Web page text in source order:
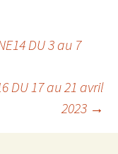
DU 3 au 7
DU 17 au 21 avril
2023 →